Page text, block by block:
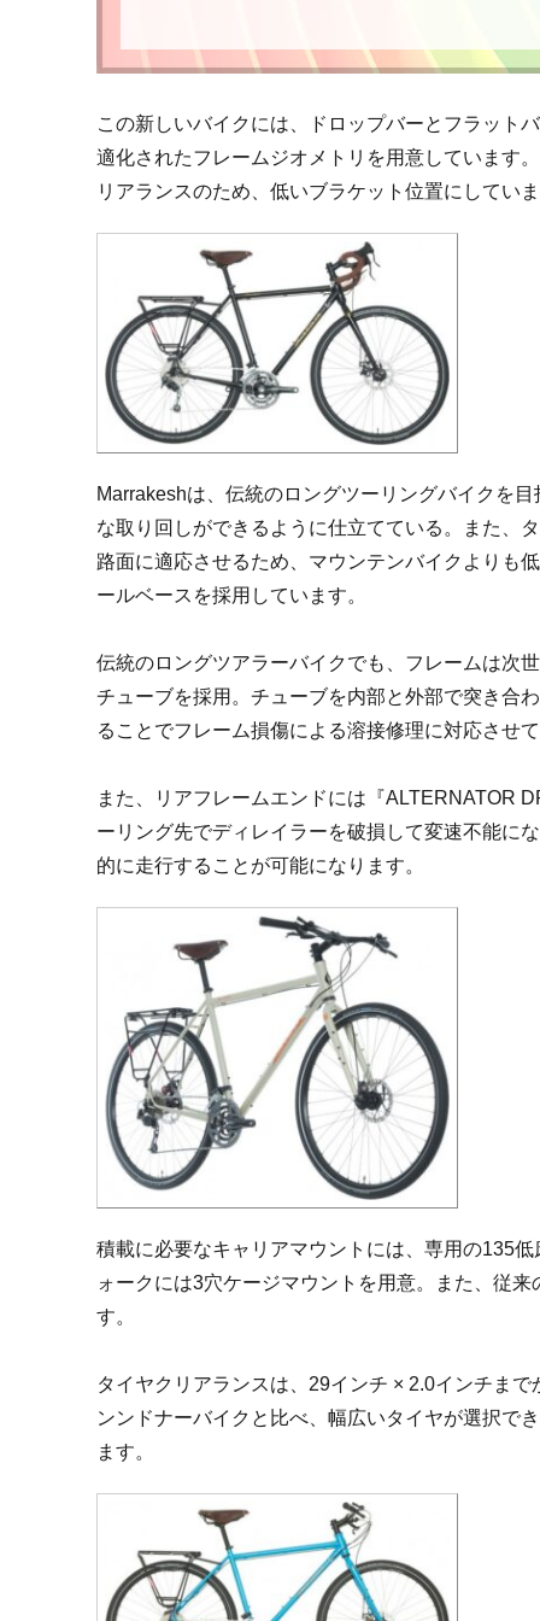
この新しいバイクには、ドロップバーとフラット
適化されたフレームジオメトリを用意しています
リアランスのため、低いブラケット位置にしてい
Marrakeshは、伝統のロングツーリングバイクを
な取り回しができるように仕立てている。また、
路面に適応させるため、マウンテンバイクよりも
ールベースを採用しています。
伝統のロングツアラーバイクでも、フレームは次
チューブを採用。チューブを内部と外部で突き合
ることでフレーム損傷による溶接修理に対応させ
また、リアフレームエンドには『ALTERNATOR
ーリング先でディレイラーを破損して変速不能に
的に走行することが可能になります。
積載に必要なキャリアマウントには、専用の135
ォークには3穴ケージマウントを用意。また、従
す。
タイヤクリアランスは、29インチ × 2.0インチま
ンンドナーバイクと比べ、幅広いタイヤが選択で
ます。